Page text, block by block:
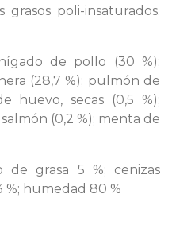
poli-insaturados.
de pollo (30 %);
(28,7 %); pulmón de
huevo, secas (0,5 %);
(0,2 %); menta de
de grasa 5 %; cenizas
%; humedad 80 %